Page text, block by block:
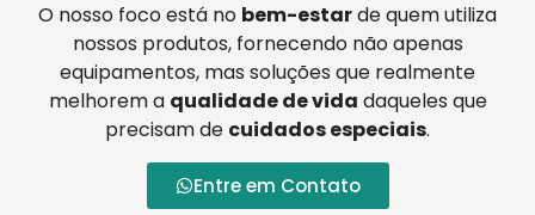
O nosso foco está no bem-estarde quem utiliza
nossos produtos, fornecendo não apenas
equipamentos, mas soluções que realmente
melhorem a qualidade de vida daqueles que
precisam de cuidados especiais.
Entre em Contato